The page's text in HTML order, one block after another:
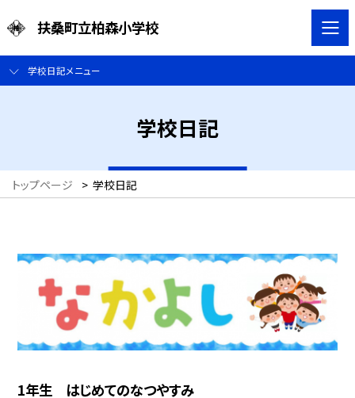
扶桑町立柏森小学校
学校日記メニュー
学校日記
トップページ > 学校日記
1年生 はじめてのなつやすみ